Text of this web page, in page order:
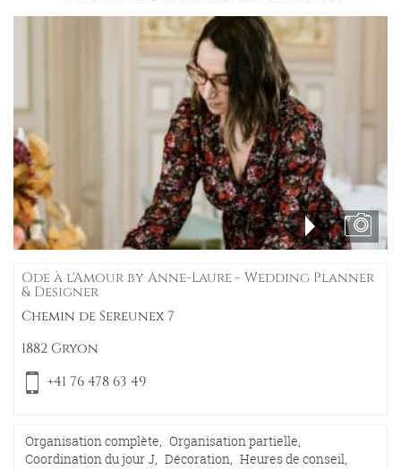
Ode à l'Amour by Anne-Laure - Wedding Planner
& Designer
Chemin de Sereunex 7
1882 Gryon
+41 76 478 63 49
Organisation complète, Organisation partielle,
Coordination du jour J, Décoration, Heures de conseil,